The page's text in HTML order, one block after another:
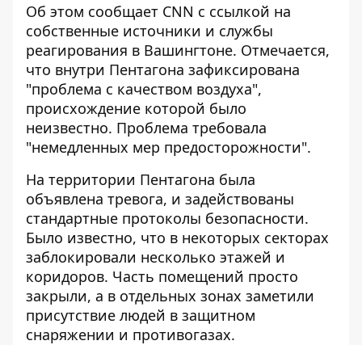
Об этом сообщает CNN с ссылкой на
собственные источники и службы
реагирования в Вашингтоне. Отмечается,
что внутри Пентагона зафиксирована
"проблема с качеством воздуха",
происхождение которой было
неизвестно. Проблема требовала
"немедленных мер предосторожности".
На территории Пентагона была
объявлена ​​тревога, и задействованы
стандартные протоколы безопасности.
Было известно, что в некоторых секторах
заблокировали несколько этажей и
коридоров. Часть помещений просто
закрыли, а в отдельных зонах заметили
присутствие людей в защитном
снаряжении и противогазах.